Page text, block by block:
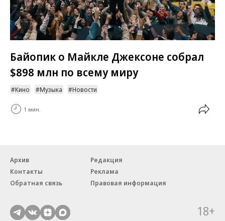
Байопик о Майкле Джексоне собрал
$898 млн по всему миру
Кино Музыка Новости
1 мин.
Архив
Редакция
Контакты
Реклама
Обратная связь
Правовая информация
18+